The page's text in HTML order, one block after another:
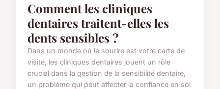
Comment les cliniques
dentaires traitent-elles les
dents sensibles ?
Dans un monde où le sourire est votre carte de
visite, les cliniques dentaires jouent un rôle
crucial dans la gestion de la sensibilité dentaire,
un problème qui peut affecter la confiance en soi